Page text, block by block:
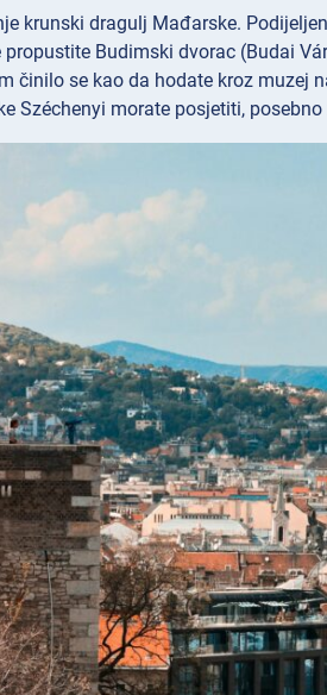
krunski dragulj Mađarske.
propustite Budimski dvorac (Budai
činilo se kao da hodate kroz muzej
Széchenyi morate posjetiti,